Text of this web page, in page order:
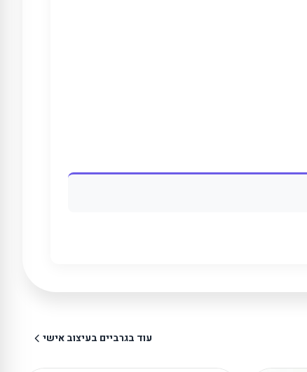
עוד בגרביים בעיצוב אישי